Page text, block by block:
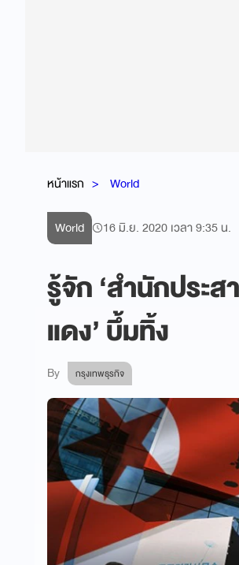
หน้าแรก World
World 16 มิ.ย. 2020 เวลา 9:35 น.
รู้จัก ‘สำนักประส
แดง’ บึ้มทิ้ง
By กรุงเทพธุรกิจ